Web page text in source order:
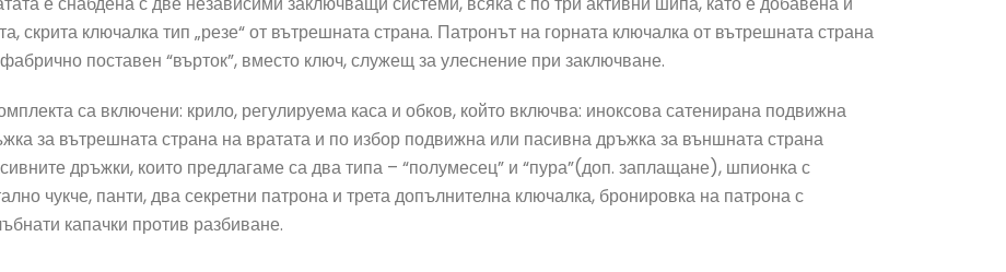
скрита ключалка тип „резе“ от вътрешната страна. Патронът на горната ключалка от вътрешната страна
поставен “върток”, вместо ключ, служещ за улеснение при заключване.
са включени: крило, регулируема каса и обков, който включва: иноксова сатенирана подвижна
за вътрешната страна на вратата и по избор подвижна или пасивна дръжка за външната страна
дръжки, които предлагаме са два типа – “полумесец” и “пура”(доп. заплащане), шпионка с
чукче, панти, два секретни патрона и трета допълнителна ключалка, бронировка на патрона с
капачки против разбиване.